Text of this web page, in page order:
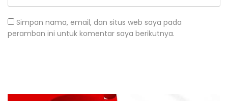
Simpan nama, email, dan situs web saya pada
peramban ini untuk komentar saya berikutnya.